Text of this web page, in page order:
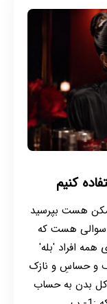
کنیم
هست بپرسید
سوالی هست که
افراد 'بله'
و حساسِ و نازک
بدن به حساب